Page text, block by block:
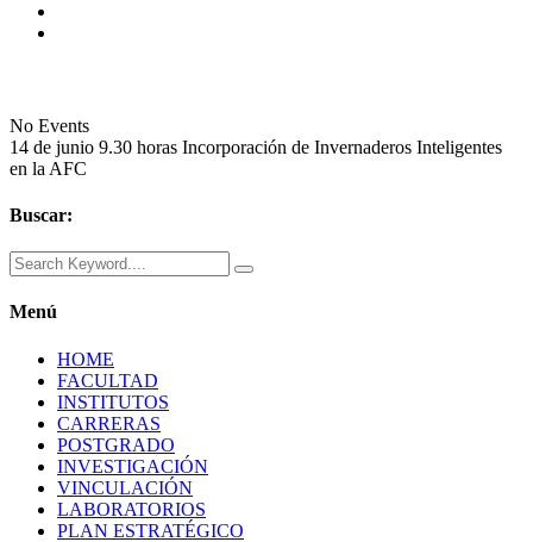
No Events
14 de junio 9.30 horas Incorporación de Invernaderos Inteligentes
en la AFC
Buscar:
Menú
HOME
FACULTAD
INSTITUTOS
CARRERAS
POSTGRADO
INVESTIGACIÓN
VINCULACIÓN
LABORATORIOS
PLAN ESTRATÉGICO